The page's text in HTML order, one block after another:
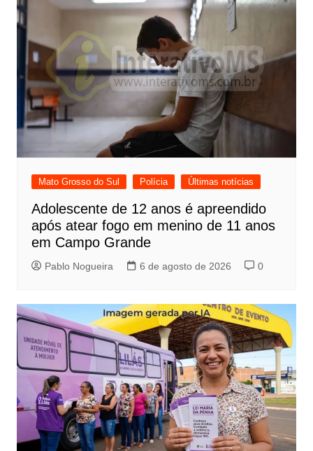
Mato Grosso do Sul Polícia Últimas notícias
Adolescente de 12 anos é apreendido
após atear fogo em menino de 11 anos
em Campo Grande
Pablo Nogueira 6 de agosto de 2026 0